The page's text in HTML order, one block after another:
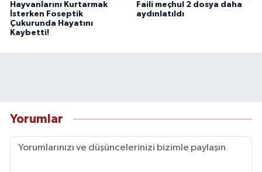
Hayvanlarını Kurtarmak
İsterken Foseptik
Çukurunda Hayatını
Kaybetti!
Faili meçhul 2 dosya daha
aydınlatıldı
Yorumlar